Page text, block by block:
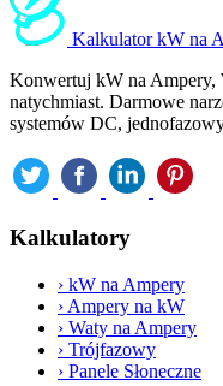
Kalkulator kW na
Konwertuj kW na Ampery,
natychmiast. Darmowe
systemów DC,
Kalkulatory
› kW na Ampery
› Ampery na kW
› Waty na Ampery
› Trójfazowy
› Panele Słoneczne